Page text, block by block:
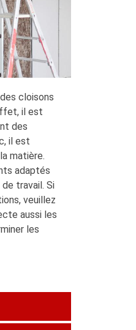
cloisons
il est
des
il est
matière.
adaptés
travail. Si
veuillez
aussi les
les